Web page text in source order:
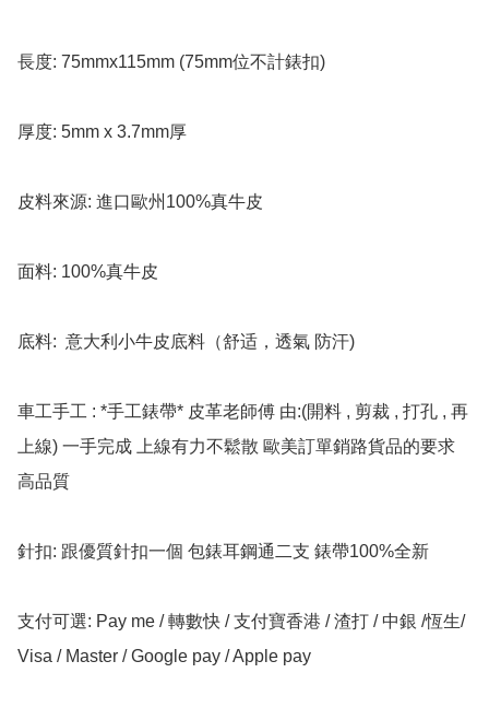
長度: 75mmx115mm (75mm位不計錶扣)
厚度: 5mm x 3.7mm厚
皮料來源: 進口歐州100%真牛皮
面料: 100%真牛皮
底料:  意大利小牛皮底料（舒适，透氣 防汗)
車工手工 : *手工錶帶* 皮革老師傅 由:(開料 , 剪裁 , 打孔 , 再
上線) 一手完成 上線有力不鬆散 歐美訂單銷路貨品的要求
高品質
針扣: 跟優質針扣一個 包錶耳鋼通二支 錶帶100%全新
支付可選: Pay me / 轉數快 / 支付寶香港 / 渣打 / 中銀 /恆生/
Visa / Master / Google pay / Apple pay